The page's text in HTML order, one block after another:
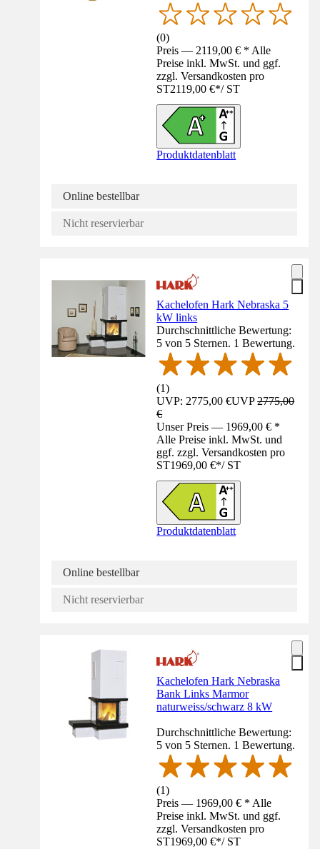
(0)
Preis — 2119,00 € * Alle
Preise inkl. MwSt. und ggf.
zzgl. Versandkosten pro
ST2119,00 €*/ ST
Produktdatenblatt
Online bestellbar
Nicht reservierbar
Kachelofen Hark Nebraska 5
kW links
Durchschnittliche Bewertung:
5 von 5 Sternen. 1 Bewertung.
(1)
UVP: 2775,00 €UVP2775,00
€
Unser Preis — 1969,00 € *
Alle Preise inkl. MwSt. und
ggf. zzgl. Versandkosten pro
ST1969,00 €*/ ST
Produktdatenblatt
Online bestellbar
Nicht reservierbar
Kachelofen Hark Nebraska
Bank Links Marmor
naturweiss/schwarz 8 kW
Durchschnittliche Bewertung:
5 von 5 Sternen. 1 Bewertung.
(1)
Preis — 1969,00 € * Alle
Preise inkl. MwSt. und ggf.
zzgl. Versandkosten pro
ST1969,00 €*/ ST